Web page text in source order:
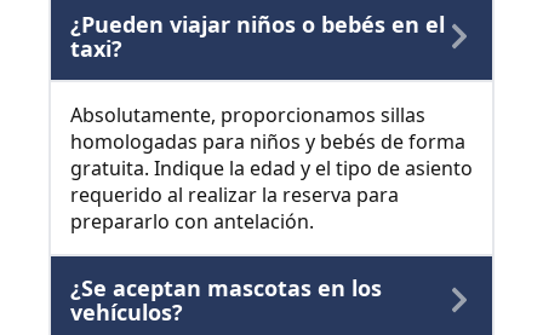
¿Pueden viajar niños o bebés en el
taxi?
Absolutamente, proporcionamos sillas
homologadas para niños y bebés de forma
gratuita. Indique la edad y el tipo de asiento
requerido al realizar la reserva para
prepararlo con antelación.
¿Se aceptan mascotas en los
vehículos?